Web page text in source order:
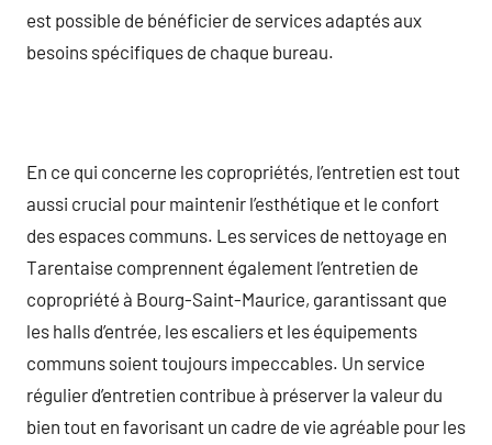
est possible de bénéficier de services adaptés aux
besoins spécifiques de chaque bureau.
En ce qui concerne les copropriétés, l’entretien est tout
aussi crucial pour maintenir l’esthétique et le confort
des espaces communs. Les services de nettoyage en
Tarentaise comprennent également l’entretien de
copropriété à Bourg-Saint-Maurice, garantissant que
les halls d’entrée, les escaliers et les équipements
communs soient toujours impeccables. Un service
régulier d’entretien contribue à préserver la valeur du
bien tout en favorisant un cadre de vie agréable pour les